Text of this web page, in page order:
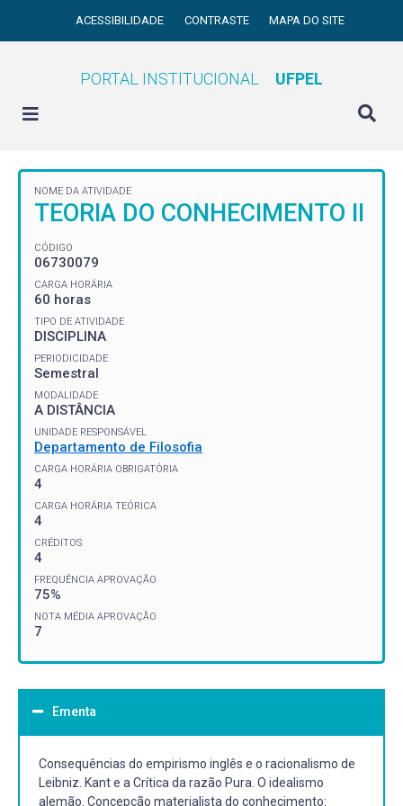
ACESSIBILIDADE CONTRASTE MAPA DO SITE
PORTAL INSTITUCIONAL UFPEL
NOME DA ATIVIDADE
TEORIA DO CONHECIMENTO II
CÓDIGO
06730079
CARGA HORÁRIA
60 horas
TIPO DE ATIVIDADE
DISCIPLINA
PERIODICIDADE
Semestral
MODALIDADE
A DISTÂNCIA
UNIDADE RESPONSÁVEL
Departamento de Filosofia
CARGA HORÁRIA OBRIGATÓRIA
4
CARGA HORÁRIA TEÓRICA
4
CRÉDITOS
4
FREQUÊNCIA APROVAÇÃO
75%
NOTA MÉDIA APROVAÇÃO
7
Ementa
Consequências do empirismo inglês e o racionalismo de
Leibniz. Kant e a Crítica da razão Pura. O idealismo
alemão. Concepção materialista do conhecimento: